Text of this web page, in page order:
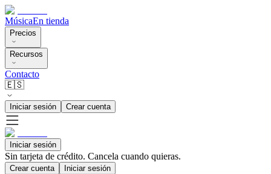
MúsicaEn tienda
Precios
Recursos
Contacto
🇪🇸
Iniciar sesión Crear cuenta
Iniciar sesión
Sin tarjeta de crédito. Cancela cuando quieras.
Crear cuenta Iniciar sesión